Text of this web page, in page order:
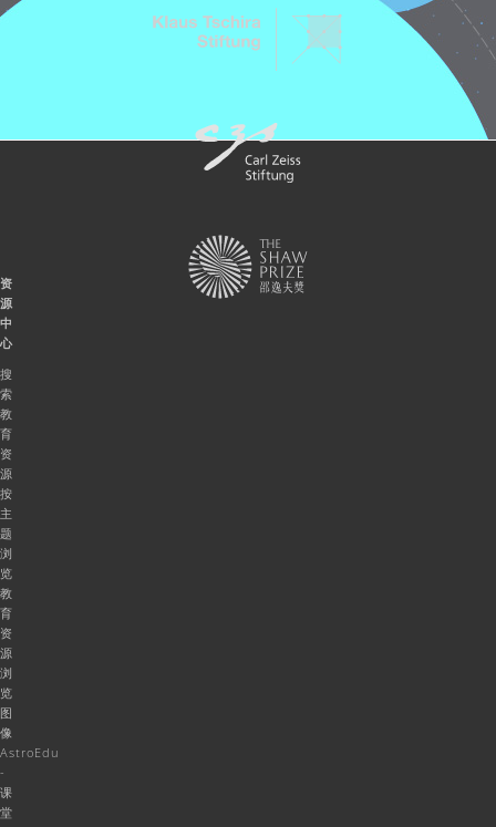
资
源
中
心
搜
索
教
育
资
源
按
主
题
浏
览
教
育
资
源
浏
览
图
像
AstroEdu
-
课
堂